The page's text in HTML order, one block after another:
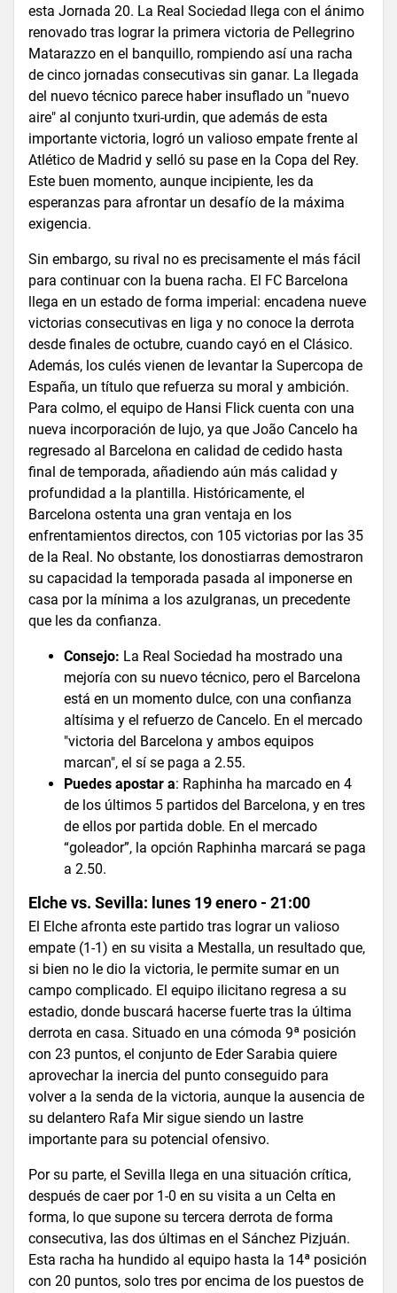
esta Jornada 20. La Real Sociedad llega con el ánimo
renovado tras lograr la primera victoria de Pellegrino
Matarazzo en el banquillo, rompiendo así una racha
de cinco jornadas consecutivas sin ganar. La llegada
del nuevo técnico parece haber insuflado un "nuevo
aire" al conjunto txuri-urdin, que además de esta
importante victoria, logró un valioso empate frente al
Atlético de Madrid y selló su pase en la Copa del Rey.
Este buen momento, aunque incipiente, les da
esperanzas para afrontar un desafío de la máxima
exigencia.
Sin embargo, su rival no es precisamente el más fácil
para continuar con la buena racha. El FC Barcelona
llega en un estado de forma imperial: encadena nueve
victorias consecutivas en liga y no conoce la derrota
desde finales de octubre, cuando cayó en el Clásico.
Además, los culés vienen de levantar la Supercopa de
España, un título que refuerza su moral y ambición.
Para colmo, el equipo de Hansi Flick cuenta con una
nueva incorporación de lujo, ya que João Cancelo ha
regresado al Barcelona en calidad de cedido hasta
final de temporada, añadiendo aún más calidad y
profundidad a la plantilla. Históricamente, el
Barcelona ostenta una gran ventaja en los
enfrentamientos directos, con 105 victorias por las 35
de la Real. No obstante, los donostiarras demostraron
su capacidad la temporada pasada al imponerse en
casa por la mínima a los azulgranas, un precedente
que les da confianza.
Consejo: La Real Sociedad ha mostrado una
mejoría con su nuevo técnico, pero el Barcelona
está en un momento dulce, con una confianza
altísima y el refuerzo de Cancelo. En el mercado
"victoria del Barcelona y ambos equipos
marcan", el sí se paga a 2.55.
Puedes apostar a: Raphinha ha marcado en 4
de los últimos 5 partidos del Barcelona, y en tres
de ellos por partida doble. En el mercado
“goleador”, la opción Raphinha marcará se paga
a 2.50.
Elche vs. Sevilla: lunes 19 enero - 21:00
El Elche afronta este partido tras lograr un valioso
empate (1-1) en su visita a Mestalla, un resultado que,
si bien no le dio la victoria, le permite sumar en un
campo complicado. El equipo ilicitano regresa a su
estadio, donde buscará hacerse fuerte tras la última
derrota en casa. Situado en una cómoda 9ª posición
con 23 puntos, el conjunto de Eder Sarabia quiere
aprovechar la inercia del punto conseguido para
volver a la senda de la victoria, aunque la ausencia de
su delantero Rafa Mir sigue siendo un lastre
importante para su potencial ofensivo.
Por su parte, el Sevilla llega en una situación crítica,
después de caer por 1-0 en su visita a un Celta en
forma, lo que supone su tercera derrota de forma
consecutiva, las dos últimas en el Sánchez Pizjuán.
Esta racha ha hundido al equipo hasta la 14ª posición
con 20 puntos, solo tres por encima de los puestos de